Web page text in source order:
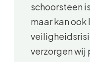
schoorsteen
maar kan
verzorgen wij